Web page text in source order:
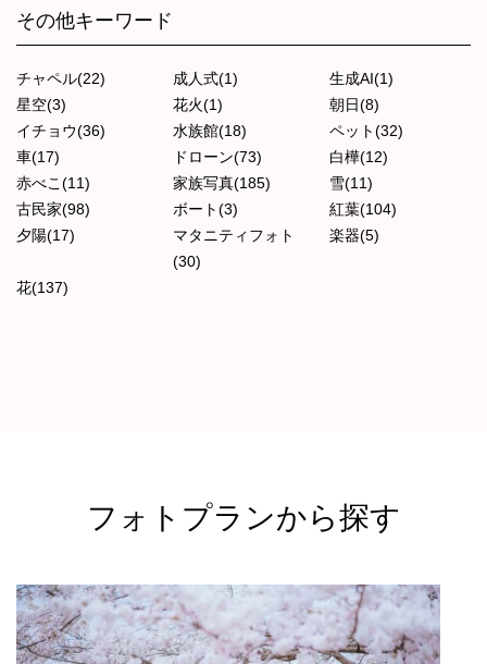
その他キーワード
チャペル(22) 成人式(1)
生成AI(1)
星空(3)
花火(1)
朝日(8)
イチョウ(36)
水族館(18)
ペット(32)
車(17)
ドローン(73)
白樺(12)
赤べこ(11)
家族写真(185)
雪(11)
古民家(98)
ボート(3)
紅葉(104)
夕陽(17)
マタニティフォト
(30)
楽器(5)
花(137)
フォトプランから探す